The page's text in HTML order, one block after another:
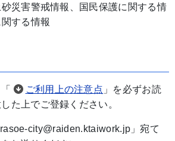
災害警戒情報、国民保護に関する情
する情報
ご利用上の注意点 」を必ずお読
た上でご登録ください。
city@raiden.ktaiwork.jp」宛て